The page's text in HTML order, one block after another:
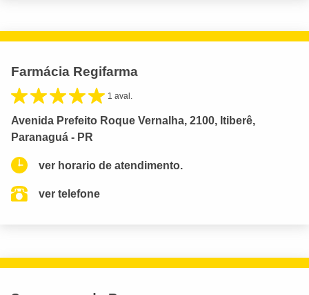
Farmácia Regifarma
1 aval.
Avenida Prefeito Roque Vernalha, 2100, Itiberê,
Paranaguá - PR
ver horario de atendimento.
ver telefone